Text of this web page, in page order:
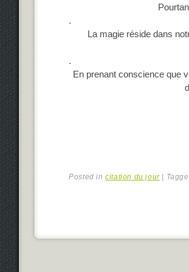
.
La magie réside dans
.
En prenant conscience que
Posted incitation du jour